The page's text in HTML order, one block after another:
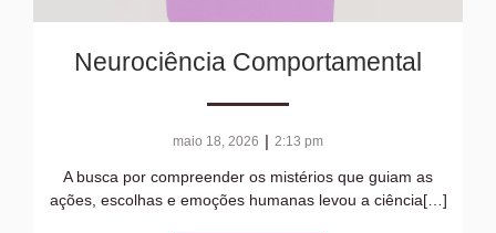
Neurociência Comportamental
maio 18, 2026 | 2:13 pm
A busca por compreender os mistérios que guiam as
ações, escolhas e emoções humanas levou a ciência[…]